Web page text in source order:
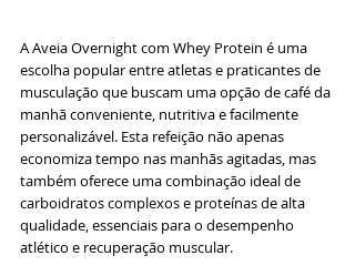
A Aveia Overnight com Whey Protein é uma
escolha popular entre atletas e praticantes de
musculação que buscam uma opção de café da
manhã conveniente, nutritiva e facilmente
personalizável. Esta refeição não apenas
economiza tempo nas manhãs agitadas, mas
também oferece uma combinação ideal de
carboidratos complexos e proteínas de alta
qualidade, essenciais para o desempenho
atlético e recuperação muscular.